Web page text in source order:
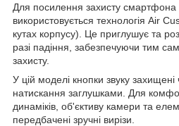
Для посилення захисту смартфона
використовується технологія Air
кутах корпусу). Це приглушує та
разі падіння, забезпечуючи тим
захисту.
У цій моделі кнопки звуку
натискання заглушками. Для
динаміків, об'єктиву камери та
передбачені зручні вирізи.